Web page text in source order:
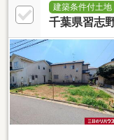
ン船橋西習志野一丁目
徒歩6分(約470m)・西
相談はお気軽にお問い
建築条件付土地
千葉県習志